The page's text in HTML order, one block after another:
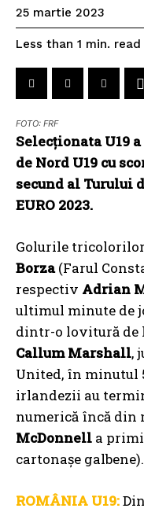
25 martie 2023
Less than 1 min. read
FOTO: FRF
Selecționata U19
de Nord U19 cu
secund al Turului
EURO 2023.
Golurile
Borza(Farul
respectiv Adrian
ultimul minute de
dintr-o lovitură de
Callum Marshall,
United, în minutul
irlandezii au
numerică încă din
McDonnell a
cartonașe galbene).
ROMÂNIA U19: